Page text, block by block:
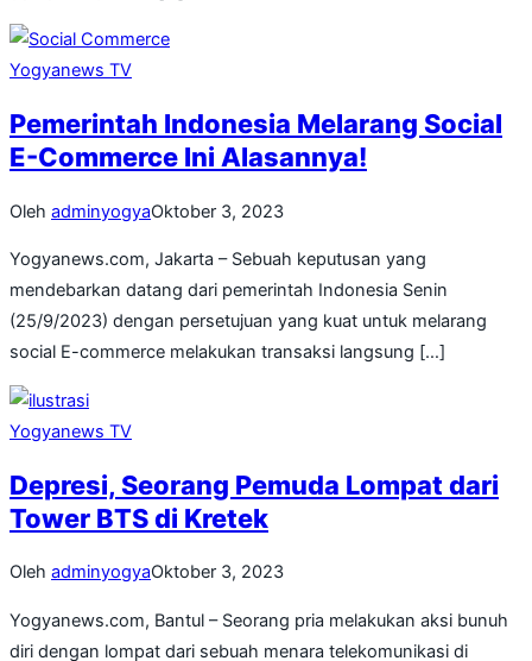
Yogyanews TV
Pemerintah Indonesia Melarang Social
E-Commerce Ini Alasannya!
Oleh adminyogyaOktober 3, 2023
Yogyanews.com, Jakarta – Sebuah keputusan yang
mendebarkan datang dari pemerintah Indonesia Senin
(25/9/2023) dengan persetujuan yang kuat untuk melarang
social E-commerce melakukan transaksi langsung […]
Yogyanews TV
Depresi, Seorang Pemuda Lompat dari
Tower BTS di Kretek
Oleh adminyogyaOktober 3, 2023
Yogyanews.com, Bantul – Seorang pria melakukan aksi bunuh
diri dengan lompat dari sebuah menara telekomunikasi di